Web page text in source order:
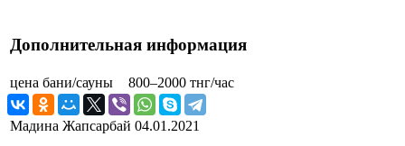
Дополнительная информация
цена бани/сауны 800–2000 тнг/час
Мадина Жапсарбай 04.01.2021